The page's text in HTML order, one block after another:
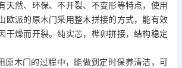
天然、环保、不开裂、不变形等特点，使用
欧派的原木门采用整木拼接的方式，能有效
干燥而开裂。纯实芯，榫卯拼接，结构稳定
原木门的过程中，能做到定时保养清洁，可